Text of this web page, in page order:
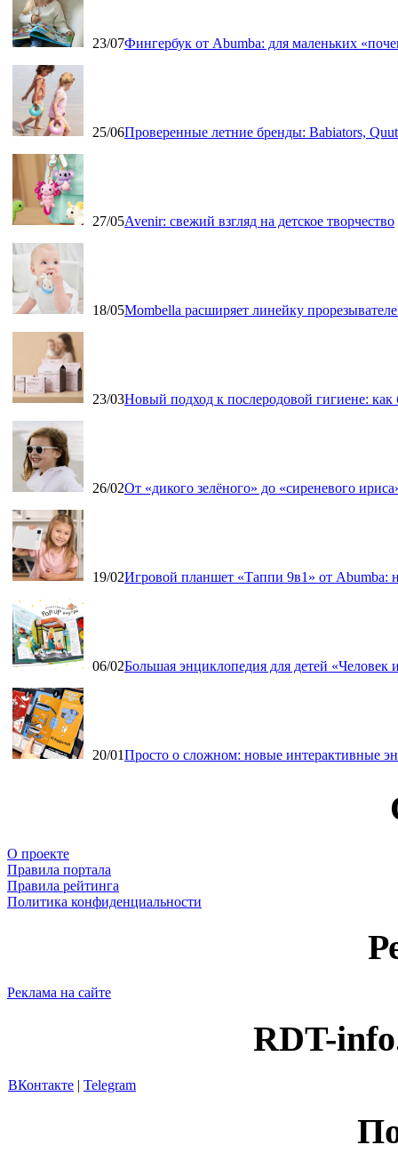
23/07Фингербук от Abumba: для маленьких
25/06Проверенные летние бренды: Babiators,
27/05Avenir: свежий взгляд на детское творчество
18/05Mombella расширяет линейку
23/03Новый подход к послеродовой гигиене:
26/02От «дикого зелёного» до «сиреневого
19/02Игровой планшет «Таппи 9в1» от Abumba:
06/02Большая энциклопедия для детей
20/01Просто о сложном: новые интерактивные
О проекте
Правила портала
Правила рейтинга
Политика конфиденциальности
Реклама на сайте
RDT-
ВКонтакте | Telegram